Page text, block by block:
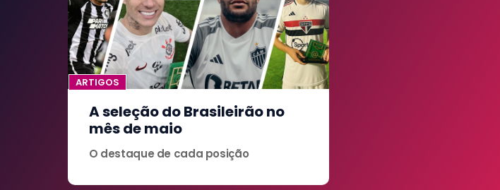
ARTIGOS
A seleção do Brasileirão no
mês de maio
O destaque de cada posição